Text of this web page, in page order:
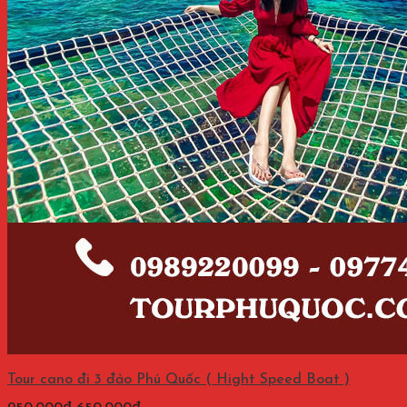
Tour cano đi 3 đảo Phú Quốc ( Hight Speed Boat )